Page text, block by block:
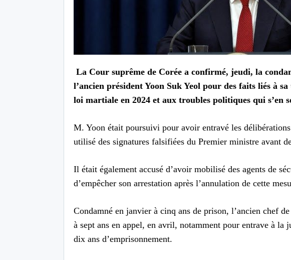
La Cour suprême de Corée a confirmé, jeudi, la
l’ancien président Yoon Suk Yeol pour des faits liés à
loi martiale en 2024 et aux troubles politiques qui s’en
M. Yoon était poursuivi pour avoir entravé les
utilisé des signatures falsifiées du Premier ministre avant
Il était également accusé d’avoir mobilisé des agents de
d’empêcher son arrestation après l’annulation de cette
Condamné en janvier à cinq ans de prison, l’ancien chef
à sept ans en appel, en avril, notamment pour entrave à la
dix ans d’emprisonnement.